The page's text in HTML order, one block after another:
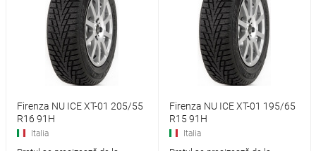
Firenza NU ICE XT-01 205/55
R16 91H
Italia
Firenza NU ICE XT-01 195/65
R15 91H
Italia